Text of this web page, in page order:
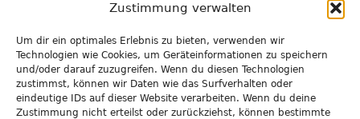
Zustimmung verwalten
Um dir ein optimales Erlebnis zu bieten, verwenden wir
Technologien wie Cookies, um Geräteinformationen zu speichern
und/oder darauf zuzugreifen. Wenn du diesen Technologien
zustimmst, können wir Daten wie das Surfverhalten oder
eindeutige IDs auf dieser Website verarbeiten. Wenn du deine
Zustimmung nicht erteilst oder zurückziehst, können bestimmte
Unsere Förderer: